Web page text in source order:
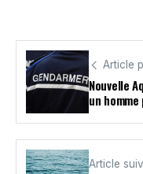
Article
Nouvelle
un
Article